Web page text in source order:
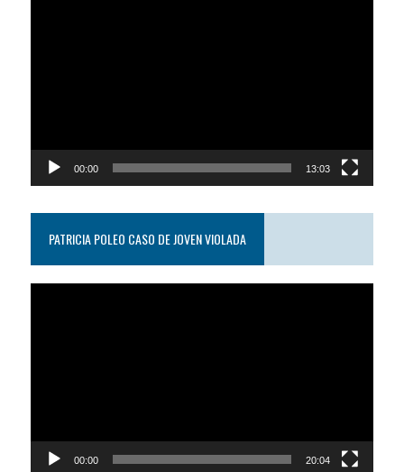
00:00 13:03
PATRICIA POLEO CASO DE JOVEN VIOLADA
00:00 20:04